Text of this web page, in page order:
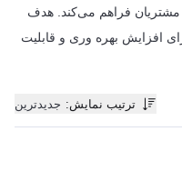
مشتریان فراهم می‌کند. هدف
افزایش بهره وری و قابلیت
ترتیب نمایش: جدیدترین